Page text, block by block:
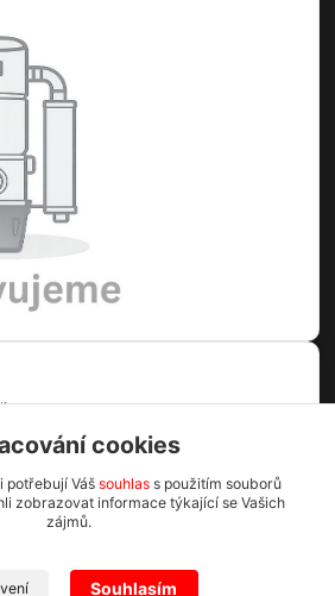
99 60 89
hod.)
cookies
potřebují Váš souhlass použitím souborů
zobrazovat informace týkající se Vašich
zájmů.
Souhlasím